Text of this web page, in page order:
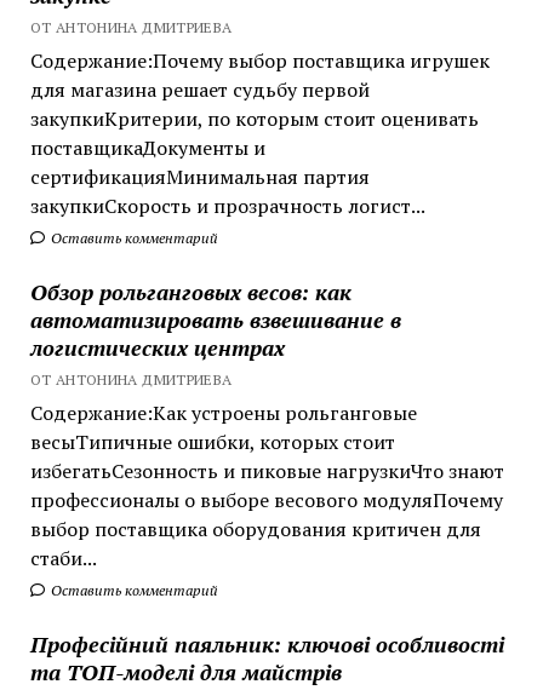
ОТ АНТОНИНА ДМИТРИЕВА
Содержание:Почему выбор поставщика игрушек
для магазина решает судьбу первой
закупкиКритерии, по которым стоит оценивать
поставщикаДокументы и
сертификацияМинимальная партия
закупкиСкорость и прозрачность логист...
Оставить комментарий
Обзор рольганговых весов: как
автоматизировать взвешивание в
логистических центрах
ОТ АНТОНИНА ДМИТРИЕВА
Содержание:Как устроены рольганговые
весыТипичные ошибки, которых стоит
избегатьСезонность и пиковые нагрузкиЧто знают
профессионалы о выборе весового модуляПочему
выбор поставщика оборудования критичен для
стаби...
Оставить комментарий
Професійний паяльник: ключові особливості
та ТОП-моделі для майстрів